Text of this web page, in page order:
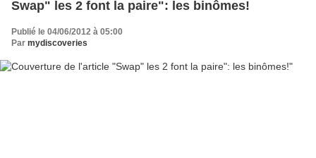
Swap" les 2 font la paire": les binômes!
Publié le 04/06/2012 à 05:00
Par mydiscoveries